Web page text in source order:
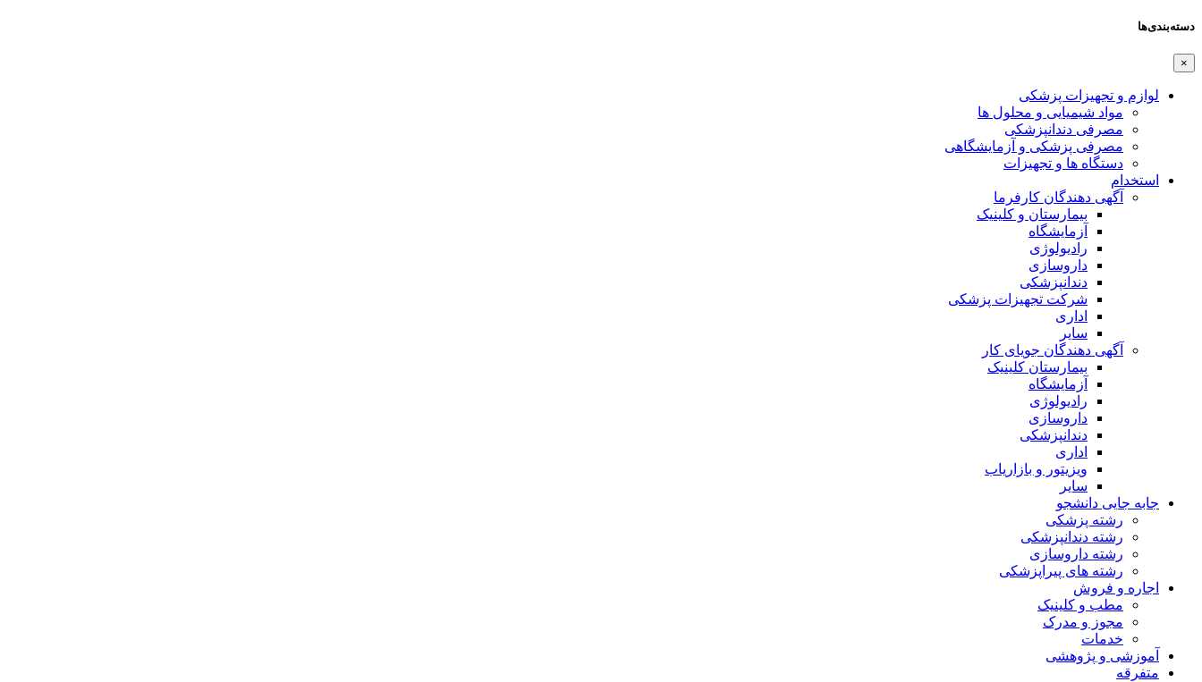
دسته‌بندی‌ها
×
لوازم و تجهیزات پزشکی
مواد شیمیایی و محلول ها
مصرفی دندانپزشکی
مصرفی پزشکی و آزمایشگاهی
دستگاه ها و تجهیزات
استخدام
آگهی دهندگان کارفرما
بیمارستان و کلینیک
آزمایشگاه
رادیولوژی
داروسازی
دندانپزشکی
شرکت تجهیزات پزشکی
اداری
سایر
آگهی دهندگان جویای کار
بیمارستان کلینیک
آزمایشگاه
رادیولوژی
داروسازی
دندانپزشکی
اداری
ویزیتور و بازاریاب
سایر
جابه جایی دانشجو
رشته پزشکی
رشته دندانپزشکی
رشته داروسازی
رشته های پیراپزشکی
اجاره و فروش
مطب و کلینیک
مجوز و مدرک
خدمات
آموزشی و پژوهشی
متفرقه